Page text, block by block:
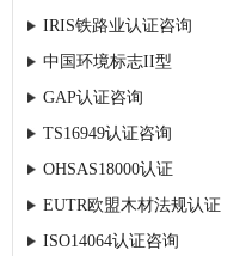
IRIS铁路业认证咨询
中国环境标志II型
GAP认证咨询
TS16949认证咨询
OHSAS18000认证
EUTR欧盟木材法规认证
ISO14064认证咨询